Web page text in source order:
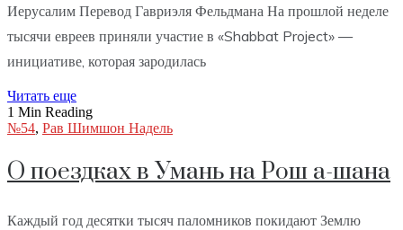
Иерусалим Перевод Гавриэля Фельдмана На прошлой неделе
тысячи евреев приняли участие в «Shabbat Project» —
инициативе, которая зародилась
Читать еще
1 Min Reading
№54, Рав Шимшон Надель
О поездках в Умань на Рош а-шана
Каждый год десятки тысяч паломников покидают Землю